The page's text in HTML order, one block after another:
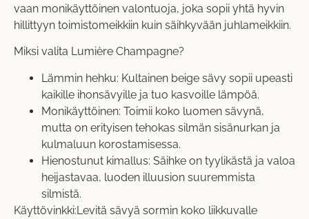
vaan monikäyttöinen valontuoja, joka sopii yhtä hyvin
hillittyyn toimistomeikkiin kuin säihkyvään juhlameikkiin.
Miksi valita Lumière Champagne?
Lämmin hehku: Kultainen beige sävy sopii upeasti
kaikille ihonsävyille ja tuo kasvoille lämpöä.
Monikäyttöinen: Toimii koko luomen sävynä,
mutta on erityisen tehokas silmän sisänurkan ja
kulmaluun korostamisessa.
Hienostunut kimallus: Säihke on tyylikästä ja valoa
heijastavaa, luoden illuusion suuremmista
silmistä.
Käyttövinkki:Levitä sävyä sormin koko liikkuvalle